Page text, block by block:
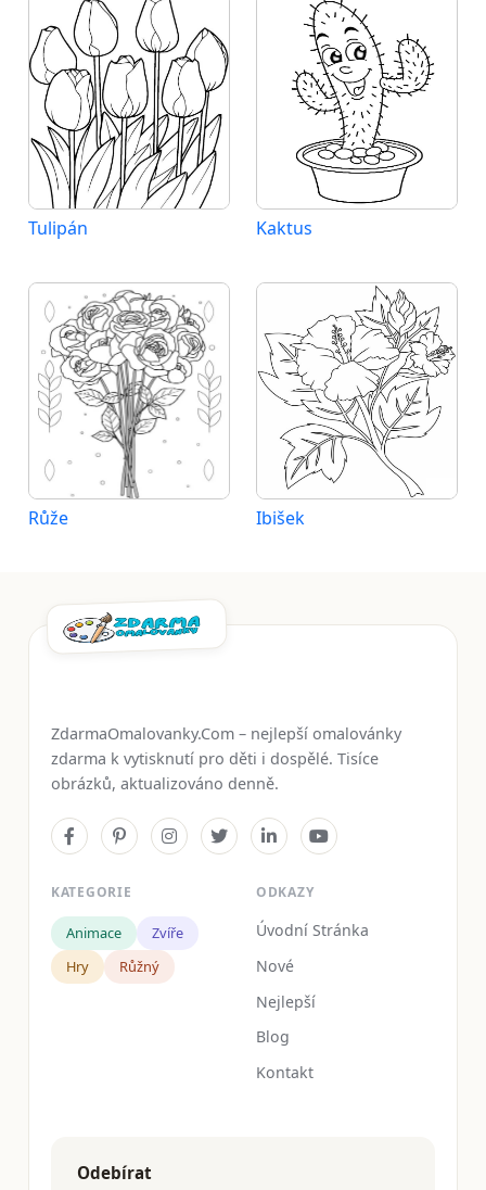
Tulipán Kaktus
Růže Ibišek
ZdarmaOmalovanky.Com – nejlepší omalovánky
zdarma k vytisknutí pro děti i dospělé. Tisíce
obrázků, aktualizováno denně.
KATEGORIE
Animace
Zvíře
Hry
Růžný
ODKAZY
Úvodní Stránka
Nové
Nejlepší
Blog
Kontakt
Odebírat